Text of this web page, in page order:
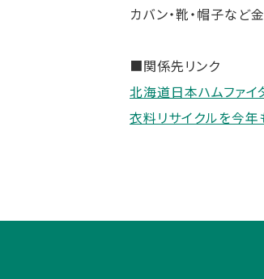
カバン・靴・帽子など
■関係先リンク
北海道日本ハムファイ
衣料リサイクルを今年